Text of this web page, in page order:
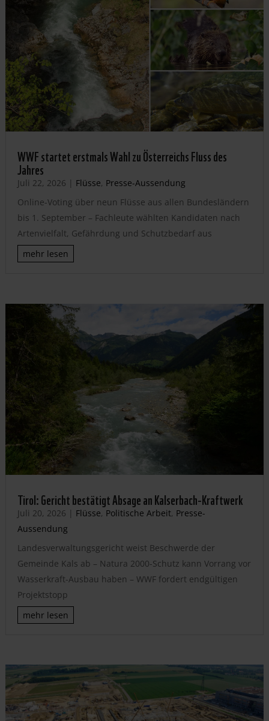
WWF startet erstmals Wahl zu Österreichs Fluss des
Jahres
Juli 22, 2026 | Flüsse, Presse-Aussendung
Online-Voting über neun Flüsse aus allen Bundesländern
bis 1. September – Fachleute wählten Kandidaten nach
Artenvielfalt, Gefährdung und Schutzbedarf aus
mehr lesen
Tirol: Gericht bestätigt Absage an Kalserbach-Kraftwerk
Juli 20, 2026 | Flüsse, Politische Arbeit, Presse-
Aussendung
Landesverwaltungsgericht weist Beschwerde der
Gemeinde Kals ab – Natura 2000-Schutz kann Vorrang vor
Wasserkraft-Ausbau haben – WWF fordert endgültigen
Projektstopp
mehr lesen